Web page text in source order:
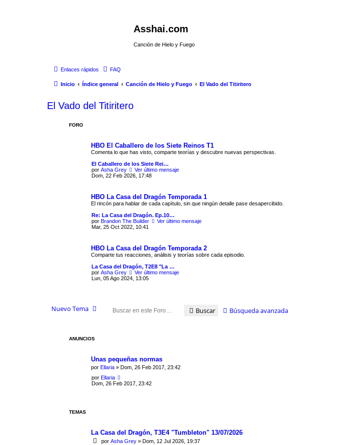
Asshai.com
Canción de Hielo y Fuego
Enlaces rápidos FAQ
Inicio Índice general Canción de Hielo y Fuego El Vado del Titiritero
El Vado del Titiritero
FORO
HBO El Caballero de los Siete Reinos T1
Comenta lo que has visto, comparte teorías y descubre nuevas perspectivas.
El Caballero de los Siete Rei…
por Asha Grey
Ver último mensaje
Dom, 22 Feb 2026, 17:48
HBO La Casa del Dragón Temporada 1
El rincón para hablar de cada capítulo, sin que ningún detalle pase desapercibido.
Re: La Casa del Dragón. Ep.10…
por Brandon The Builder
Ver último mensaje
Mar, 25 Oct 2022, 10:41
HBO La Casa del Dragón Temporada 2
Comparte tus reacciones, análisis y teorías sobre cada episodio.
La Casa del Dragón, T2E8 "La …
por Asha Grey
Ver último mensaje
Lun, 05 Ago 2024, 13:05
Nuevo Tema Buscar Búsqueda avanzada
ANUNCIOS
Unas pequeñas normas
por Ellaria » Dom, 26 Feb 2017, 23:42
por Ellaria
Dom, 26 Feb 2017, 23:42
TEMAS
La Casa del Dragón, T3E4 "Tumbleton" 13/07/2026
por Asha Grey » Dom, 12 Jul 2026, 19:37